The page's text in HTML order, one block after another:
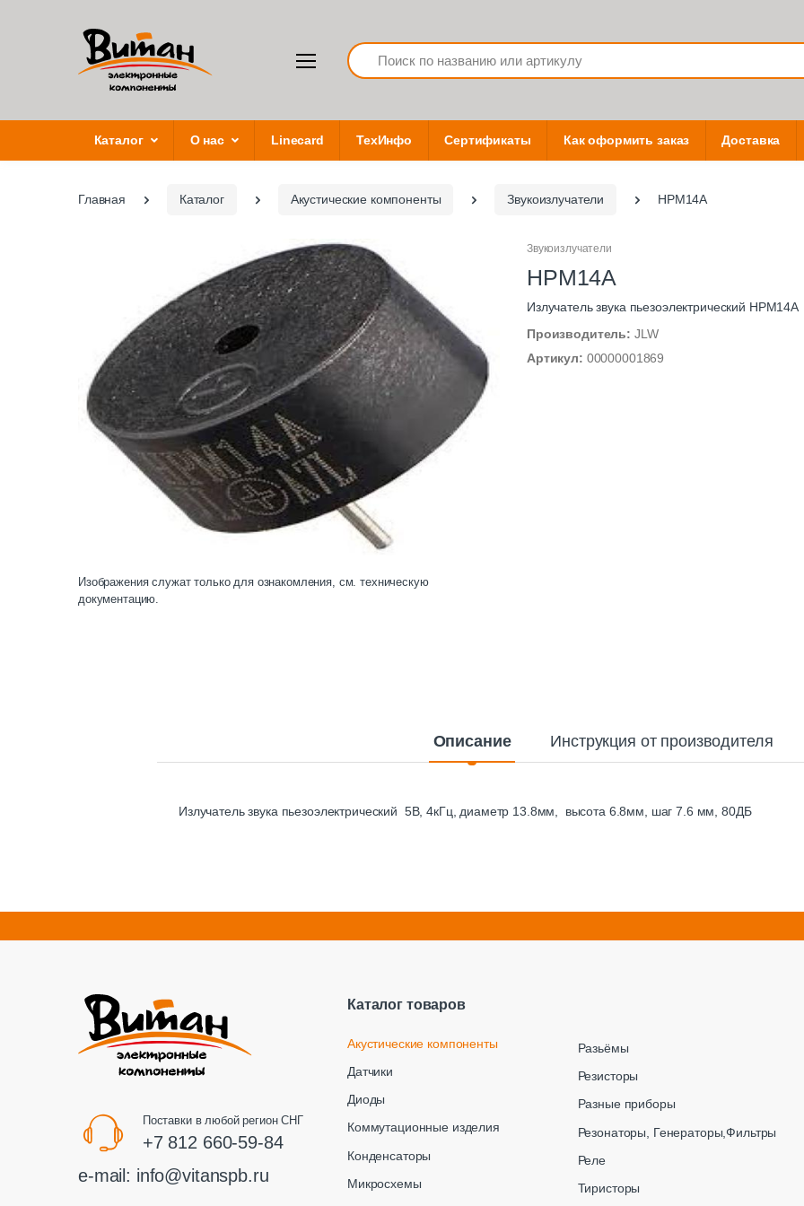
Search
Каталог О нас Linecard ТехИнфо Сертификаты Как оформить заказ Доставка
Главная Каталог Акустические компоненты Звукоизлучатели HPM14A
Изображения служат только для ознакомления, см. техническую
документацию.
Звукоизлучатели
HPM14A
Излучатель звука пьезоэлектрический HPM14A
Производитель: JLW
Артикул: 00000001869
Описание Инструкция от производителя
Излучатель звука пьезоэлектрический 5В, 4кГц, диаметр 13.8мм, высота 6.8мм, шаг 7.6 мм, 80ДБ
Поставки в любой регион СНГ
+7 812 660-59-84
e-mail: info@vitanspb.ru
Каталог товаров
Акустические компоненты
Датчики
Диоды
Коммутационные изделия
Конденсаторы
Микросхемы
Разьёмы
Резисторы
Разные приборы
Резонаторы, Генераторы,Фильтры
Реле
Тиристоры